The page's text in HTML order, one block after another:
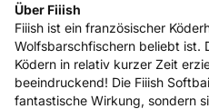
Über Fiiish
Fiiish ist ein französischer
Wolfsbarschfischern beliebt ist.
Ködern in relativ kurzer Zeit
beeindruckend! Die Fiiish
fantastische Wirkung, sondern